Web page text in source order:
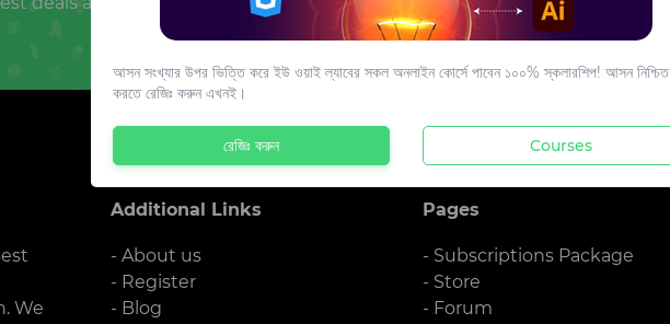
We
Additional Links
- About us
- Register
- Blog
Pages
- Subscriptions Package
- Store
- Forum
আসন সংখ্যার উপর ভিত্তি করে ইউ ওয়াই ল্যাবের সকল অনলাইন কোর্সে পাবেন ১০০% স্কলারশিপ! আসন নিশ্চিত
করতে রেজিঃ করুন এখনই।
রেজিঃ করুন Courses